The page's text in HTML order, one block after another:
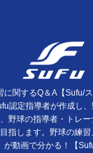
に関するQ＆A【Sufu/
認定指導者が作成し
野球の指導者・トレ
指します。野球の練
が動画で分かる！【Sufu